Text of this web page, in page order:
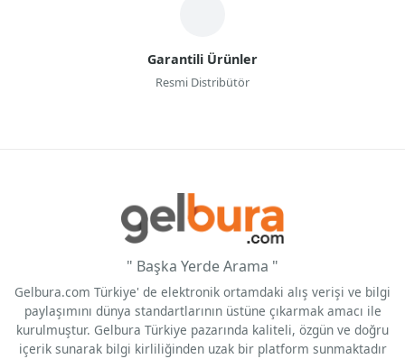
Garantili Ürünler
Resmi Distribütör
" Başka Yerde Arama "
Gelbura.com Türkiye' de elektronik ortamdaki alış verişi ve bilgi
paylaşımını dünya standartlarının üstüne çıkarmak amacı ile
kurulmuştur. Gelbura Türkiye pazarında kaliteli, özgün ve doğru
içerik sunarak bilgi kirliliğinden uzak bir platform sunmaktadır